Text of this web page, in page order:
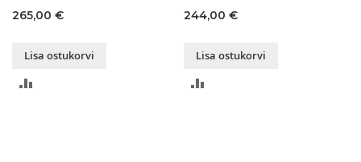
265,00 €
Lisa ostukorvi
244,00 €
Lisa ostukorvi